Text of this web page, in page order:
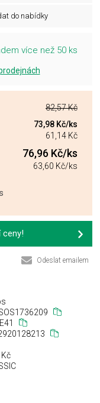
do nabídky
více než 50 ks
82,57 Kč
73,98 Kč/ks
61,14 Kč
76,96 Kč/ks
63,60 Kč/ks
ceny!
Odeslat emailem